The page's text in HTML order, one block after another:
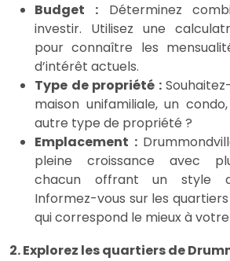
Budget :Déterminez
investir. Utilisez une
pour connaître les
d’intérêt actuels.
Type de propriété :
maison unifamiliale, un
autre type de propriété ?
Emplacement :
pleine croissance avec
chacun offrant un style
Informez-vous sur les
qui correspond le mieux à
2. Explorez les quartiers de